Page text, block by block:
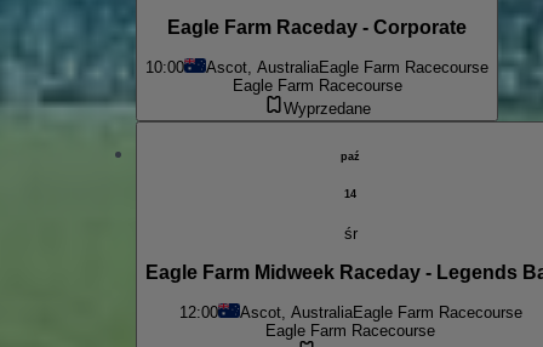
Eagle Farm Raceday - Corporate
10:00 Ascot, AustraliaEagle Farm Racecourse
Eagle Farm Racecourse
Wyprzedane
paź
14
śr
Eagle Farm Midweek Raceday - Legends
12:00 Ascot, AustraliaEagle Farm Racecourse
Eagle Farm Racecourse